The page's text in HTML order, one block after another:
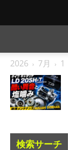
2026 7月 1
検索サーチ